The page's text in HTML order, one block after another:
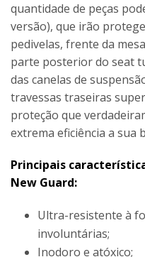
quantidade de peças
versão), que irão
pedivelas, frente da
parte posterior do seat
das canelas de
travessas traseiras
proteção que
extrema eficiência a sua
Principais
New Guard:
Ultra-resistente à
involuntárias;
Inodoro e atóxico;